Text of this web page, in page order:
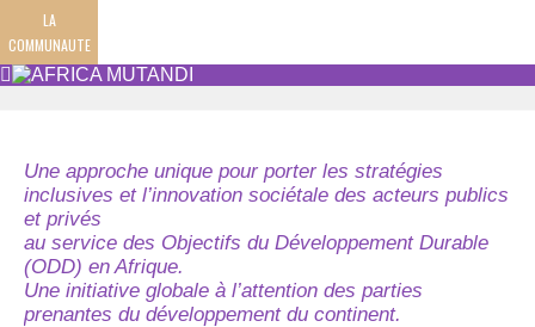
LA
COMMUNAUTE
Une approche unique pour porter les stratégies
inclusives et l’innovation sociétale des acteurs publics
et privés
au service des Objectifs du Développement Durable
(ODD) en Afrique.
Une initiative globale à l’attention des parties
prenantes du développement du continent.